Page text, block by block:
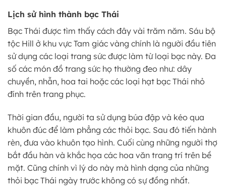
Lịch sử hình thành bạc Thái
Bạc Thái được tìm thấy cách đây vài trăm năm. Sáu bộ
tộc Hill ở khu vực Tam giác vàng chính là người đầu tiên
sử dụng các loại trang sức được làm từ loại bạc này. Đa
số các món đồ trang sức họ thường đeo như: dây
chuyền, nhẫn, hoa tai hoặc các loại hạt bạc Thái nhỏ
đính trên trang phục.
Thời gian đầu, người ta sử dụng búa đập và kéo qua
khuôn đúc để làm phẳng các thỏi bạc. Sau đó tiến hành
rèn, đưa vào khuôn tạo hình. Cuối cùng những người thợ
bắt đầu hàn và khắc họa các hoa văn trang trí trên bề
mặt. Cũng chính vì lý do này mà hình dạng của những
thỏi bạc Thái ngày trước không có sự đồng nhất.